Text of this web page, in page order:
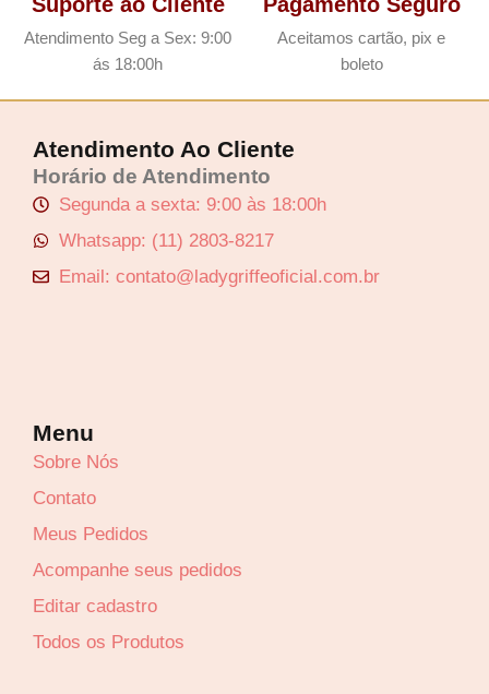
Atendimento Seg a Sex: 9:00
ás 18:00h
Aceitamos cartão, pix e
boleto
Atendimento Ao Cliente
Horário de Atendimento
Segunda a sexta: 9:00 às 18:00h
Whatsapp: (11) 2803-8217
Email: contato@ladygriffeoficial.com.br
Menu
Sobre Nós
Contato
Meus Pedidos
Acompanhe seus pedidos
Editar cadastro
Todos os Produtos